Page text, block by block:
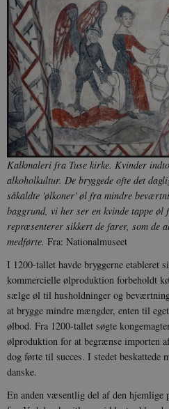
Kalkmaleri fra Tuse kirke. Kvinder
alkoholkultur. De bryggede ofte det
såkaldte 'ølkoner' øl fra mindre
baggrund, vi her ser en kvinde tappe
repræsenterer sikkert de farer, som de
medførte. Fra: Nationalmuseet
I 1200-tallet havde bryggerne etableret
kommercielle ølproduktion forbeholdt
sælge øl til husholdninger og
at brygge mindre mængder, enten til
ølbod. Fra 1200-tallet søgte
ølproduktion for at begrænse importen
dog førte til succes. I stedet beskattede
danske.
En anden væsentlig del af den